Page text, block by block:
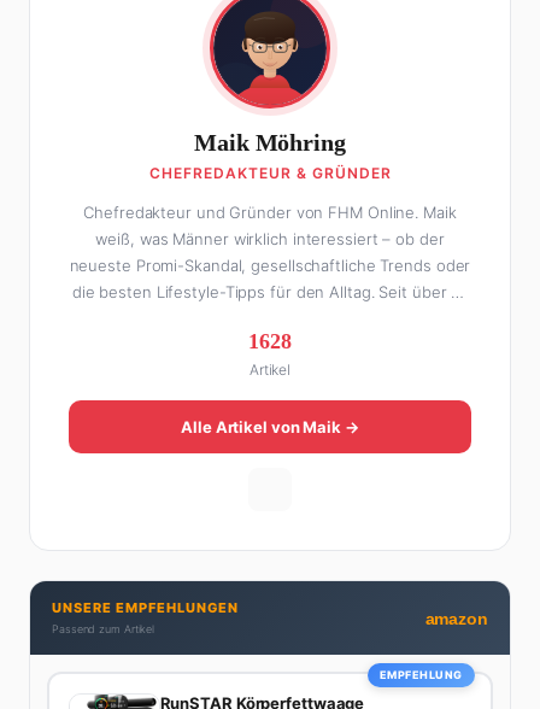
Maik Möhring
CHEFREDAKTEUR & GRÜNDER
Chefredakteur und Gründer von FHM Online. Maik
weiß, was Männer wirklich interessiert – ob der
neueste Promi-Skandal, gesellschaftliche Trends oder
die besten Lifestyle-Tipps für den Alltag. Seit über 10
Online zu einer der führenden Männer-Lifestyle-
Plattformen im deutschsprachigen Raum aufgebaut.
Sein Weg dahin war alles andere als geradlinig: Die
eine Hälfte seines Lebens stand er in der
Gastronomie – mit allem, was dazugehört. Die andere
dran. Wenn Maik nicht gerade den heißesten Tratsch
aus der Promi-Welt aufspürt oder die besten
Lifestyle-Empfehlungen zusammenstellt, findet man
ihn beim Wandern in den Schweizer Alpen, am Grill
mit Freunden oder auf der Suche nach dem
1628
Artikel
Alle Artikel von Maik →
UNSERE EMPFEHLUNGEN
Passend zum Artikel
amazon
EMPFEHLUNG
RunSTAR Körperfettwaage